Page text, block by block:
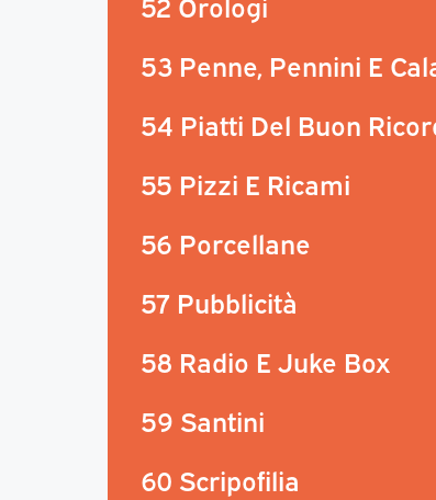
53 Penne, Pennini E
54 Piatti Del Buon
55 Pizzi E Ricami
56 Porcellane
57 Pubblicità
58 Radio E Juke Box
59 Santini
60 Scripofilia